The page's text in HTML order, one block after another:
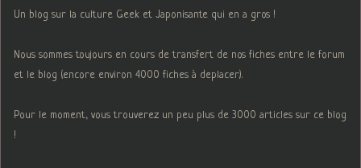
Un blog sur la culture Geek et Japonisante qui en a gros !
Nous sommes toujours en cours de transfert de nos fiches entre le forum
et le blog (encore environ 4000 fiches à deplacer).
Pour le moment, vous trouverez un peu plus de 3000 articles sur ce blog
!